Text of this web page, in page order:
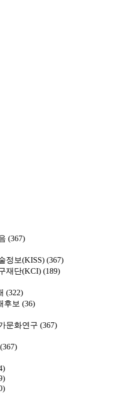
(367)
정보(KISS) (367)
재단(KCI) (189)
(322)
후보 (36)
문화연구 (367)
(367)